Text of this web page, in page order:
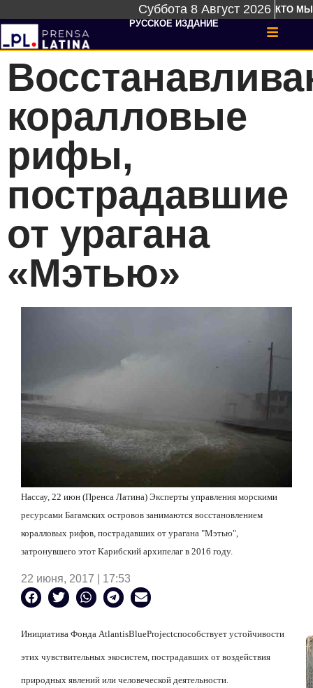
Суббота 8 Август 2026 КТО МЫ
РУССКОЕ ИЗДАНИЕ
коралловые
рифы,
пострадавшие
от урагана
«Мэтью»
Нассау, 22 июн (Пренса Латина) Эксперты управления морскими
ресурсами Багамских островов занимаются восстановлением
коралловых рифов, пострадавших от урагана "Мэтью",
затронувшего этот Карибский архипелаг в 2016 году.
22 июня, 2017 | 17:53
Инициатива Фонда AtlantisBlueProjectспособствует устойчивости
этих чувствительных экосистем, пострадавших от воздействия
природных явлений или человеческой деятельности.